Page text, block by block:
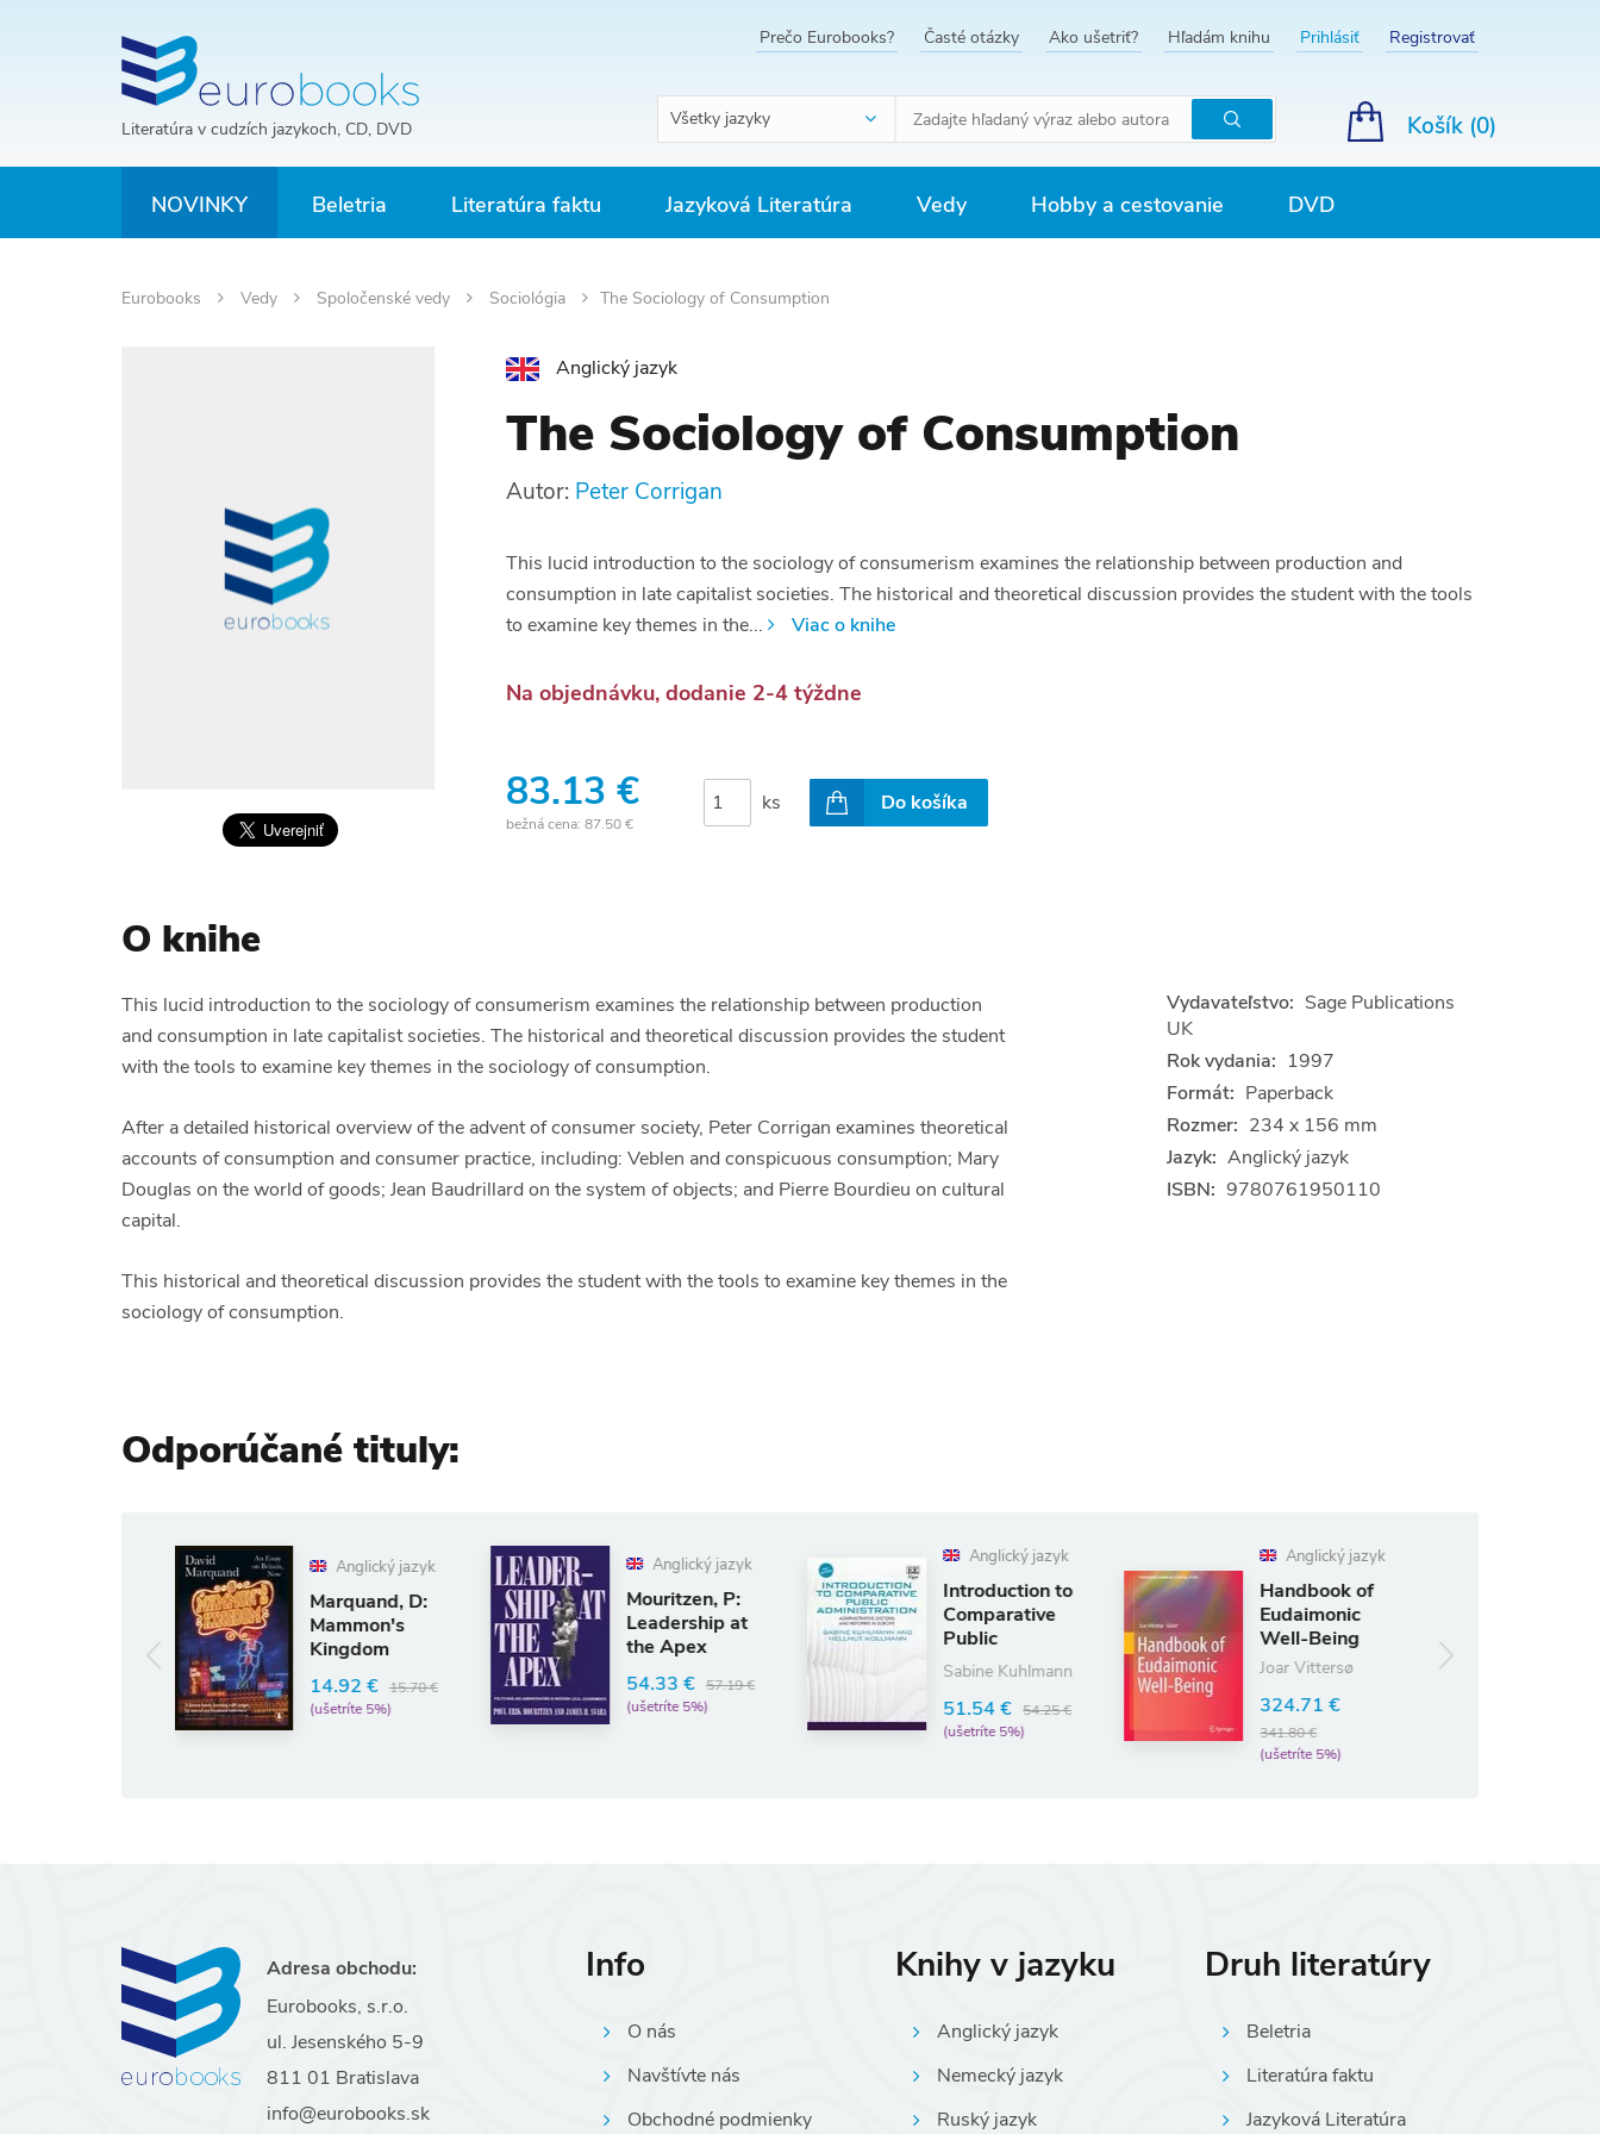
Literatúra v cudzích jazykoch, CD, DVD
Prečo Eurobooks? Časté otázky Ako ušetriť? Hľadám knihu Prihlásiť Registrovať
Všetky jazyky
Hľadať
Košík (0)
NOVINKY Beletria Literatúra faktu Jazyková Literatúra Vedy Hobby a cestovanie DVD
Eurobooks Vedy Spoločenské vedy Sociológia The Sociology of Consumption
Anglický jazyk
The Sociology of Consumption
Autor: Peter Corrigan
This lucid introduction to the sociology of consumerism examines the relationship between production and
consumption in late capitalist societies. The historical and theoretical discussion provides the student with the tools
to examine key themes in the...
Viac o knihe
Na objednávku, dodanie 2-4 týždne
83.13 €
bežná cena: 87.50 €
ks Do košíka
O knihe
This lucid introduction to the sociology of consumerism examines the relationship between production
and consumption in late capitalist societies. The historical and theoretical discussion provides the student
with the tools to examine key themes in the sociology of consumption.
After a detailed historical overview of the advent of consumer society, Peter Corrigan examines theoretical
accounts of consumption and consumer practice, including: Veblen and conspicuous consumption; Mary
Douglas on the world of goods; Jean Baudrillard on the system of objects; and Pierre Bourdieu on cultural
capital.
This historical and theoretical discussion provides the student with the tools to examine key themes in the
sociology of consumption.
Vydavateľstvo: Sage Publications
UK
Rok vydania: 1997
Formát: Paperback
Rozmer: 234 x 156 mm
Jazyk: Anglický jazyk
ISBN: 9780761950110
Odporúčané tituly:
Anglický jazyk
Marquand, D:
Mammon's
Kingdom
14.92 € 15.70 €
(ušetríte 5%)
Anglický jazyk
Mouritzen, P:
Leadership at
the Apex
54.33 € 57.19 €
(ušetríte 5%)
Anglický jazyk
Introduction to
Comparative
Administrat
Sabine Kuhlmann
51.54 €
(ušetríte 5%)
Handbook of
Eudaimonic
Well-Being
Joar Vittersø
341.80 €
SPIEGEL
1947-2017
Adresa obchodu:
Eurobooks, s.r.o.
ul. Jesenského 5-9
811 01 Bratislava
info@eurobooks.sk
Info
O nás
Navštívte nás
Obchodné podmienky
Knihy v jazyku
Anglický jazyk
Nemecký jazyk
Ruský jazyk
Druh literatúry
Beletria
Literatúra faktu
Jazyková Literatúra